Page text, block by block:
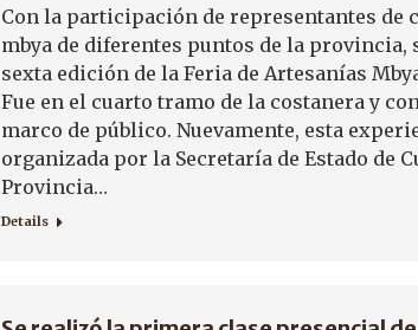
Con la participación de representantes de
mbya de diferentes puntos de la provincia,
sexta edición de la Feria de Artesanías
Fue en el cuarto tramo de la costanera y
marco de público. Nuevamente, esta
organizada por la Secretaría de Estado de
Provincia…
Details